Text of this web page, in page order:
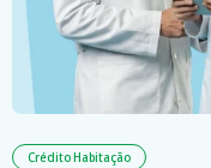
Crédito Habitação